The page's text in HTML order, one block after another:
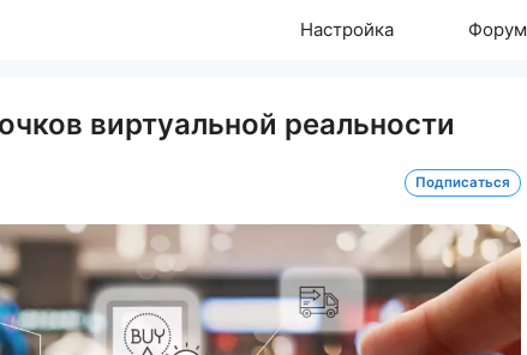
Настройка Форум
виртуальной реальности
Подписаться